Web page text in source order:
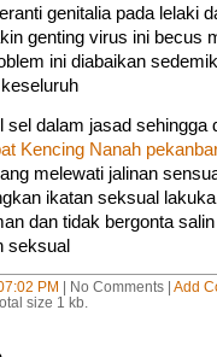
genitalia pada lelaki
genting virus ini becus
ini diabaikan
sel dalam jasad sehingga
Kencing Nanah
melewati jalinan
ikatan seksual
dan tidak bergonta
seksual
PM | No Comments | Add
size 1 kb.